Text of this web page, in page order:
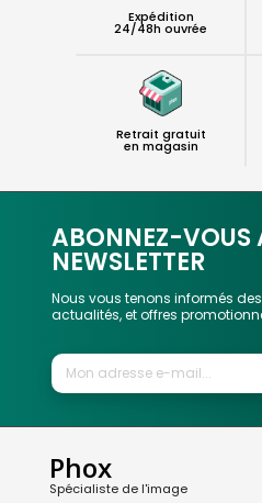
Expédition
24/48h ouvrée
Retrait gratuit
en magasin
ABONNEZ-VOUS
NEWSLETTER
Nous vous tenons informés
actualités, et offres
Phox
Spécialiste de l'image